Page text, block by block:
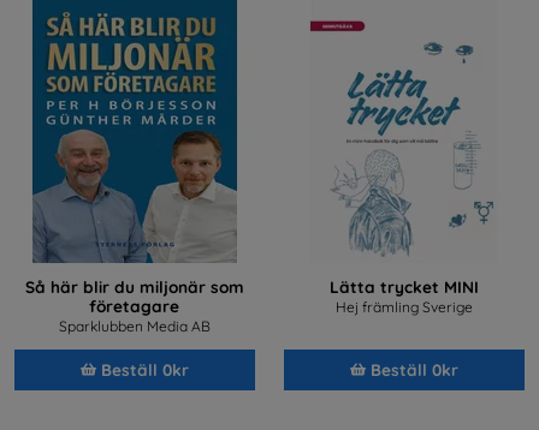
Så här blir du miljonär som
företagare
Sparklubben Media AB
Beställ 0kr
Lätta trycket MINI
Hej främling Sverige
Beställ 0kr